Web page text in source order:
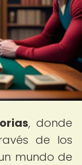
, donde
de los
mundo de